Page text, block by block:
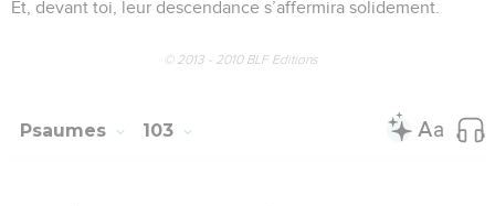
Et, devant toi, leur descendance s’affermira solidement.
© 2013 - 2010 BLF Editions
Psaumes 103